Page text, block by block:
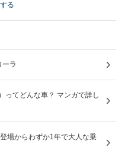
る
ラ
ってどんな車？ マンガで詳し
場からわずか1年で大人な乗